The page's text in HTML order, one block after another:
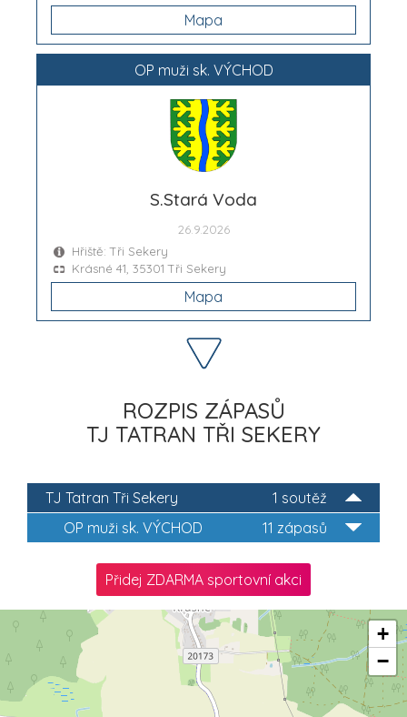
Mapa
OP muži sk. VÝCHOD
S.Stará Voda
26.9.2026
Hřiště: Tři Sekery
Krásné 41, 35301 Tři Sekery
Mapa
ROZPIS ZÁPASŮ
TJ TATRAN TŘI SEKERY
1 soutěž
TJ Tatran Tři Sekery
11 zápasů
OP muži sk. VÝCHOD
Přidej ZDARMA sportovní akci
+
−